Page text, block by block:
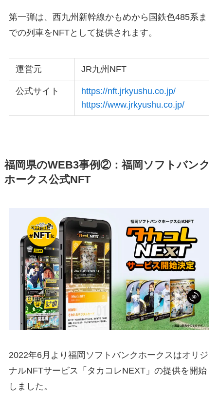
第一弾は、西九州新幹線かもめから国鉄色485系ま
での列車をNFTとして提供されます。
運営元 JR九州NFT
公式サイト
https://nft.jrkyushu.co.jp/
https://www.jrkyushu.co.jp/
福岡県のWEB3事例②：福岡ソフトバンク
ホークス公式NFT
2022年6月より福岡ソフトバンクホークスはオリジ
ナルNFTサービス「タカコレNEXT」の提供を開始
しました。